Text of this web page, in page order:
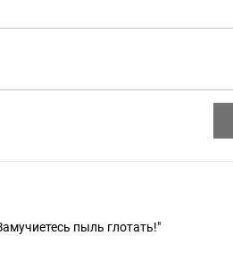
пыль глотать!"